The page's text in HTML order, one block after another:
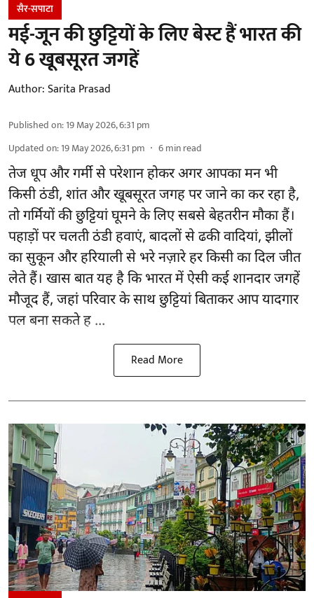
सैर-सपाटा
मई-जून की छुट्टियों के लिए बेस्ट हैं भारत की
ये 6 खूबसूरत जगहें
Author:Sarita Prasad
Published on:19 May 2026, 6:31 pm
Updated on:19 May 2026, 6:31 pm 6min read
तेज धूप और गर्मी से परेशान होकर अगर आपका मन भी
किसी ठंडी, शांत और खूबसूरत जगह पर जाने का कर रहा है,
तो गर्मियों की छुट्टियां घूमने के लिए सबसे बेहतरीन मौका हैं।
पहाड़ों पर चलती ठंडी हवाएं, बादलों से ढकी वादियां, झीलों
का सुकून और हरियाली से भरे नज़ारे हर किसी का दिल जीत
लेते हैं। खास बात यह है कि भारत में ऐसी कई शानदार जगहें
मौजूद हैं, जहां परिवार के साथ छुट्टियां बिताकर आप यादगार
पल बना सकते ह ...
Read More